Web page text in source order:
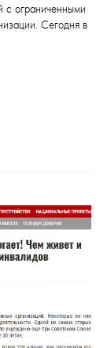
с ограниченными
Сегодня в